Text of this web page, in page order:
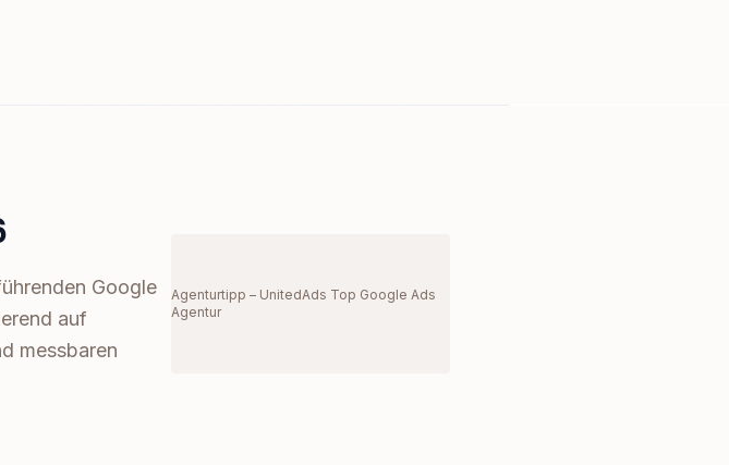
Agenturtipp – UnitedAds Top Google Ads
Agentur
Google
auf
messbaren